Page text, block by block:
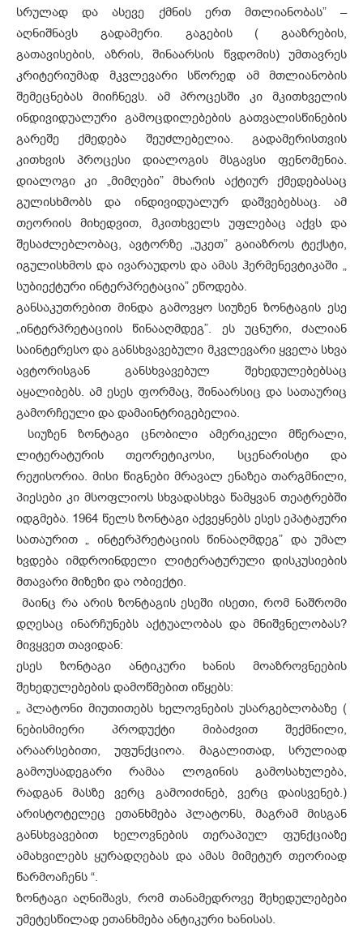
სრულად და ასევე ქმნის ერთ მთლიანობას” –
აღნიშნავს გადამერი. გაგების ( გააზრების,
გათავისების, აზრის, შინაარსის წვდომის) უმთავრეს
კრიტერიუმად მკვლევარი სწორედ ამ მთლიანობის
შემეცნებას მიიჩნევს. ამ პროცესში კი მკითხველის
ინდივიდუალური გამოცდილებების გათვალისწინების
გარეშე ქმედება შეუძლებელია. გადამერისთვის
კითხვის პროცესი დიალოგის მსგავსი ფენომენია.
დიალოგი კი „მიმღები” მხარის აქტიურ ქმედებასაც
გულისხმობს და ინდივიდუალურ დაშვებებსაც. ამ
თეორიის მიხედვით, მკითხველს უფლებაც აქვს და
შესაძლებლობაც, ავტორზე „უკეთ” გაიაზროს ტექსტი,
იგულისხმოს და ივარაუდოს და ამას ჰერმენევტიკაში „
სუბიექტური ინტერპრეტაცია” ეწოდება.
განსაკუთრებით მინდა გამოვყო სიუზენ ზონტაგის ესე
„ინტერპრეტაციის წინააღმდეგ”. ეს უცნური, ძალიან
საინტერესო და განსხვავებული მკვლევარი ყველა სხვა
ავტორისგან განსხვავებულ შეხედულებებსაც
აყალიბებს. ამ ესეს ფორმაც, შინაარსიც და სათაურიც
გამორჩეული და დამაინტრიგებელია.
სიუზენ ზონტაგი ცნობილი ამერიკელი მწერალი,
ლიტერატურის თეორეტიკოსი, სცენარისტი და
რეჟისორია. მისი წიგნები მრავალ ენაზეა თარგმნილი,
პიესები კი მსოფლიოს სხვადასხვა წამყვან თეატრებში
იდგმება. 1964 წელს ზონტაგი აქვეყნებს ესეს ეპატაჟური
სათაურით „ ინტერპრეტაციის წინააღმდეგ” და უმალ
ხვდება იმდროინდელი ლიტერატურული დისკუსიების
მთავარი მიზეზი და ობიექტი.
მაინც რა არის ზონტაგის ესეში ისეთი, რომ ნაშრომი
დღესაც ინარჩუნებს აქტუალობას და მნიშვნელობას?
მივყვეთ თავიდან:
ესეს ზონტაგი ანტიკური ხანის მოაზროვნეების
შეხედულებების დამოწმებით იწყებს:
„ პლატონი მიუთითებს ხელოვნების უსარგებლობაზე (
ნებისმიერი პროდუქტი მიბაძვით შექმნილი,
არაარსებითი, უფუნქციოა. მაგალითად, სრულიად
გამოუსადეგარი რამაა ლოგინის გამოსახულება,
რადგან მასზე ვერც გამოიძინებ, ვერც დაისვენებ.)
არისტოტელეც ეთანხმება პლატონს, მაგრამ მისგან
განსხვავებით ხელოვნების თერაპიულ ფუნქციაზე
ამახვილებს ყურადღებას და ამას მიმეტურ თეორიად
წარმოაჩენს “.
ზონტაგი აღნიშავს, რომ თანამედროვე შეხედულებები
უმეტესწილად ეთანხმება ანტიკური ხანისას.